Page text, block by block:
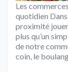
Les
quotidien
proximité
plus qu’un
de notre
coin, le